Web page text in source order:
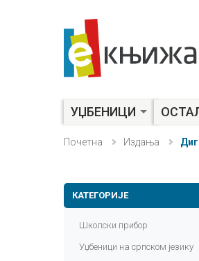
УЏБЕНИЦИ
Почетна Издања
КАТЕГОРИЈЕ
Школски прибор
Уџбеници на српском језику